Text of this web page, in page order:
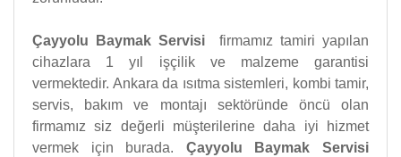
Çayyolu Baymak Servisi firmamız tamiri yapılan
cihazlara 1 yıl işçilik ve malzeme garantisi
vermektedir. Ankara da ısıtma sistemleri, kombi tamir,
servis, bakım ve montajı sektöründe öncü olan
firmamız siz değerli müşterilerine daha iyi hizmet
vermek için burada. Çayyolu Baymak Servisi